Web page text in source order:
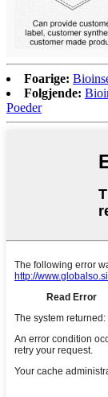
Foarige:
Folgjende:
Poeder